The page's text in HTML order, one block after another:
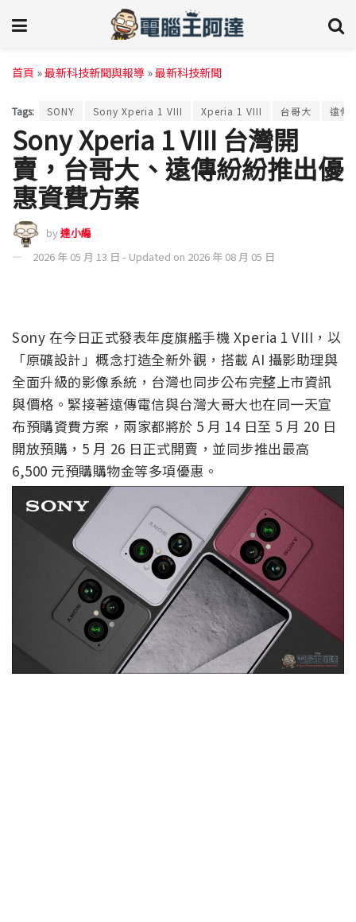
首頁 »最新科技新聞與報導 »最新科技新聞
Tags: SONY Sony Xperia 1 VIII Xperia 1 VIII 台哥大 遠傳
Sony Xperia 1 VIII 台灣開
賣，台哥大、遠傳紛紛推出優
惠資費方案
by達小編
2026 年 05 月 13 日 - Updated on 2026 年 08 月 05 日
Sony 在今日正式發表年度旗艦手機 Xperia 1 VIII，以
「原礦設計」概念打造全新外觀，搭載 AI 攝影助理與
全面升級的影像系統，台灣也同步公布完整上市資訊
與價格。緊接著遠傳電信與台灣大哥大也在同一天宣
布預購資費方案，兩家都將於 5 月 14 日至 5 月 20 日
開放預購，5 月 26 日正式開賣，並同步推出最高
6,500 元預購購物金等多項優惠。